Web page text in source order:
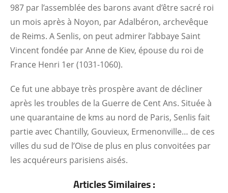
987 par l’assemblée des barons avant d’être sacré roi
un mois après à Noyon, par Adalbéron, archevêque
de Reims. A Senlis, on peut admirer l’abbaye Saint
Vincent fondée par Anne de Kiev, épouse du roi de
France Henri 1er (1031-1060).
Ce fut une abbaye très prospère avant de décliner
après les troubles de la Guerre de Cent Ans. Située à
une quarantaine de kms au nord de Paris, Senlis fait
partie avec Chantilly, Gouvieux, Ermenonville… de ces
villes du sud de l’Oise de plus en plus convoitées par
les acquéreurs parisiens aisés.
Articles Similaires :